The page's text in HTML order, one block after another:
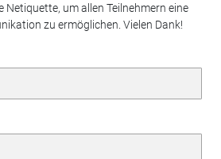
Netiquette, um allen Teilnehmern eine
zu ermöglichen. Vielen Dank!